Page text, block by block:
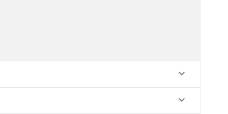
keyboard_arrow_down
keyboard_arrow_down